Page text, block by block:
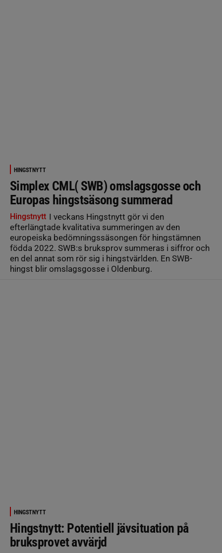
HINGSTNYTT
Simplex CML( SWB) omslagsgosse och
Europas hingstsäsong summerad
Hingstnytt I veckans Hingstnytt gör vi den
efterlängtade kvalitativa summeringen av den
europeiska bedömningssäsongen för hingstämnen
födda 2022. SWB:s bruksprov summeras i siffror och
en del annat som rör sig i hingstvärlden. En SWB-
hingst blir omslagsgosse i Oldenburg.
HINGSTNYTT
Hingstnytt: Potentiell jävsituation på
bruksprovet avvärjd